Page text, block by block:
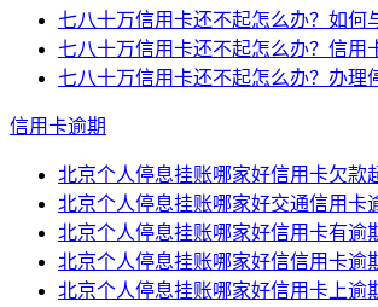
七八十万信用卡还不起怎么办？如何
七八十万信用卡还不起怎么办？信用
七八十万信用卡还不起怎么办？办理
信用卡逾期
北京个人停息挂账哪家好信用卡欠款
北京个人停息挂账哪家好交通信用卡
北京个人停息挂账哪家好信用卡有逾
北京个人停息挂账哪家好信信用卡逾
北京个人停息挂账哪家好信用卡上逾